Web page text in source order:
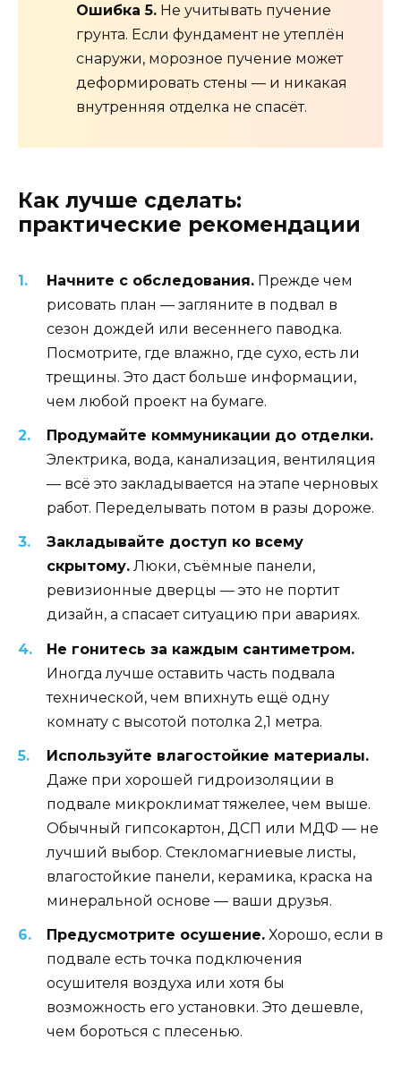
Ошибка 5. Не учитывать пучение
грунта. Если фундамент не утеплён
снаружи, морозное пучение может
деформировать стены — и никакая
внутренняя отделка не спасёт.
Как лучше сделать:
практические рекомендации
Начните с обследования. Прежде чем
рисовать план — загляните в подвал в
сезон дождей или весеннего паводка.
Посмотрите, где влажно, где сухо, есть ли
трещины. Это даст больше информации,
чем любой проект на бумаге.
Продумайте коммуникации до отделки.
Электрика, вода, канализация, вентиляция
— всё это закладывается на этапе черновых
работ. Переделывать потом в разы дороже.
Закладывайте доступ ко всему
скрытому. Люки, съёмные панели,
ревизионные дверцы — это не портит
дизайн, а спасает ситуацию при авариях.
Не гонитесь за каждым сантиметром.
Иногда лучше оставить часть подвала
технической, чем впихнуть ещё одну
комнату с высотой потолка 2,1 метра.
Используйте влагостойкие материалы.
Даже при хорошей гидроизоляции в
подвале микроклимат тяжелее, чем выше.
Обычный гипсокартон, ДСП или МДФ — не
лучший выбор. Стекломагниевые листы,
влагостойкие панели, керамика, краска на
минеральной основе — ваши друзья.
Предусмотрите осушение. Хорошо, если в
подвале есть точка подключения
осушителя воздуха или хотя бы
возможность его установки. Это дешевле,
чем бороться с плесенью.